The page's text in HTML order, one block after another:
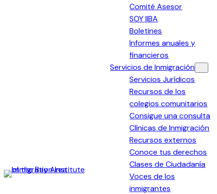
Immigration
Comité Asesor
SOY IIBA
Boletines
Informes anuales y
financieros
Servicios de Inmigración
Servicios Jurídicos
Recursos de los
colegios comunitarios
Consigue una consulta
Clínicas de Inmigración
Recursos externos
Conoce tus derechos
Clases de Ciudadanía
Voces de los
inmigrantes